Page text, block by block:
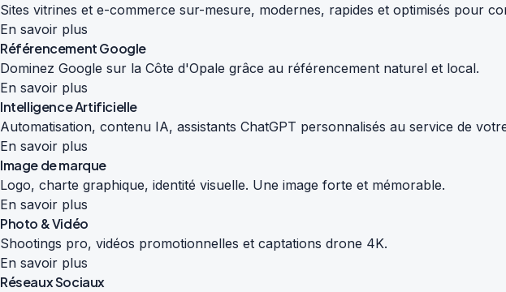
Sites vitrines et e-commerce sur-mesure, modernes, rapides et optimisés pour
En savoir plus
Référencement Google
Dominez Google sur la Côte d'Opale grâce au référencement naturel et local.
En savoir plus
Intelligence Artificielle
Automatisation, contenu IA, assistants ChatGPT personnalisés au service de
En savoir plus
Image de marque
Logo, charte graphique, identité visuelle. Une image forte et mémorable.
En savoir plus
Photo & Vidéo
Shootings pro, vidéos promotionnelles et captations drone 4K.
En savoir plus
Réseaux Sociaux